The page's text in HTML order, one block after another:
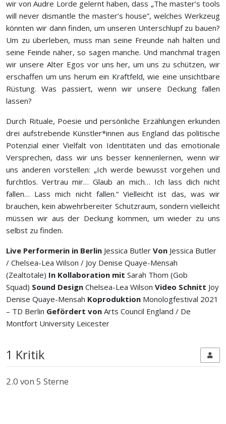
wir von Audre Lorde gelernt haben, dass „The master’s tools
will never dismantle the master’s house”, welches Werkzeug
könnten wir dann finden, um unseren Unterschlupf zu bauen?
Um zu überleben, muss man seine Freunde nah halten und
seine Feinde näher, so sagen manche. Und manchmal tragen
wir unsere Alter Egos vor uns her, um uns zu schützen, wir
erschaffen um uns herum ein Kraftfeld, wie eine unsichtbare
Rüstung. Was passiert, wenn wir unsere Deckung fallen
lassen?
Durch Rituale, Poesie und persönliche Erzählungen erkunden
drei aufstrebende Künstler*innen aus England das politische
Potenzial einer Vielfalt von Identitäten und das emotionale
Versprechen, dass wir uns besser kennenlernen, wenn wir
uns anderen vorstellen: „Ich werde bewusst vorgehen und
furchtlos. Vertrau mir… Glaub an mich… Ich lass dich nicht
fallen… Lass mich nicht fallen.“ Vielleicht ist das, was wir
brauchen, kein abwehrbereiter Schutzraum, sondern vielleicht
müssen wir aus der Deckung kommen, um wieder zu uns
selbst zu finden.
Live Performerin in Berlin Jessica Butler Von Jessica Butler
/ Chelsea-Lea Wilson / Joy Denise Quaye-Mensah
(Zealtotale) In Kollaboration mit Sarah Thom (Gob
Squad) Sound Design Chelsea-Lea Wilson Video Schnitt Joy
Denise Quaye-Mensah Koproduktion Monologfestival 2021
– TD Berlin Gefördert von Arts Council England / De
Montfort University Leicester
1 Kritik
2.0 von 5 Sterne